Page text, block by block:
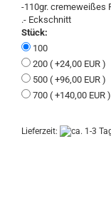
-110gr. cremeweißes
.- Eckschnitt
Stück:
100
200 ( +24,00 EUR )
500 ( +96,00 EUR )
700 ( +140,00 EUR )
Lieferzeit: